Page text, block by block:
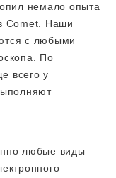
немало опыта
Comet. Наши
с любыми
По
всего у
любые виды